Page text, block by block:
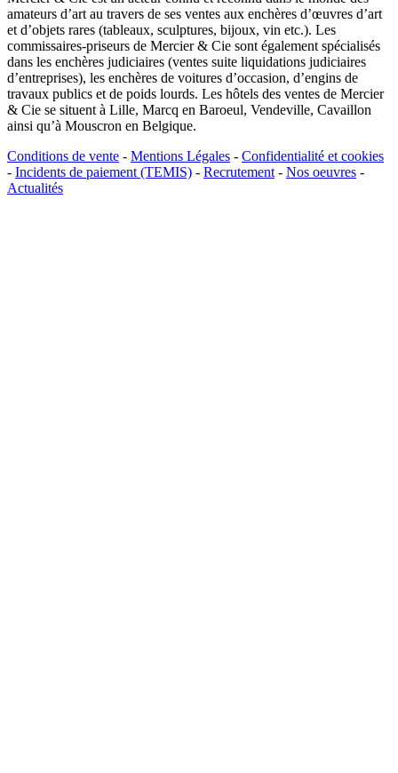
amateurs d’art au travers de ses ventes aux enchères d’œuvres d’art
et d’objets rares (tableaux, sculptures, bijoux, vin etc.). Les
commissaires-priseurs de Mercier & Cie sont également spécialisés
dans les enchères judiciaires (ventes suite liquidations judiciaires
d’entreprises), les enchères de voitures d’occasion, d’engins de
travaux publics et de poids lourds. Les hôtels des ventes de Mercier
& Cie se situent à Lille, Marcq en Baroeul, Vendeville, Cavaillon
ainsi qu’à Mouscron en Belgique.
Conditions de vente - Mentions Légales - Confidentialité et cookies
- Incidents de paiement (TEMIS) - Recrutement- Nos oeuvres -
Actualités